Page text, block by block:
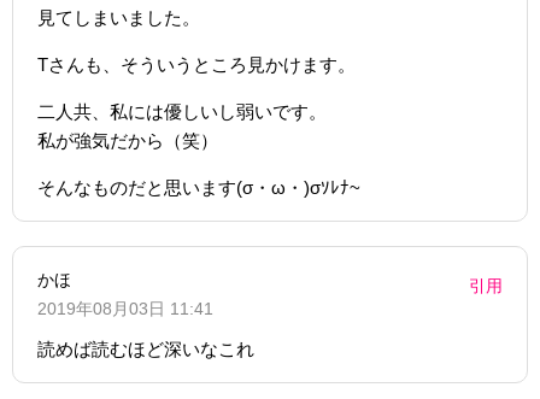
見てしまいました。
Tさんも、そういうところ見かけます。
二人共、私には優しいし弱いです。
私が強気だから（笑）
そんなものだと思います(σ・ω・)σｿﾚﾅ~
かほ
2019年08月03日 11:41
引用
読めば読むほど深いなこれ